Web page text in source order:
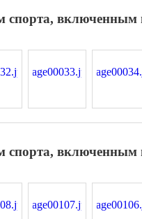
спорта,
спорта,